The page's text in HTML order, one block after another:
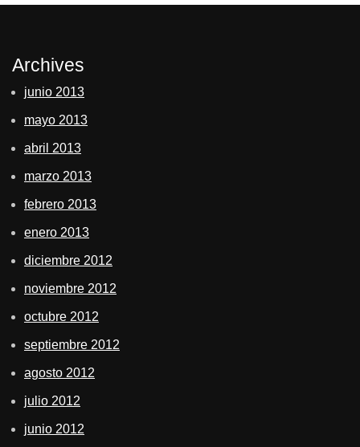
Archives
junio 2013
mayo 2013
abril 2013
marzo 2013
febrero 2013
enero 2013
diciembre 2012
noviembre 2012
octubre 2012
septiembre 2012
agosto 2012
julio 2012
junio 2012